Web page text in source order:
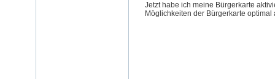
Jetzt habe ich meine Bürgerkarte
Möglichkeiten der Bürgerkarte optimal